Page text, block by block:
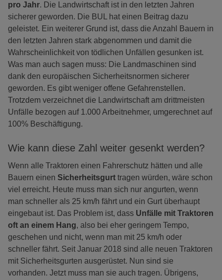
pro Jahr. Die Landwirtschaft ist in den letzten Jahren
sicherer geworden. Die BUL hat einen Beitrag dazu
geleistet. Ein weiterer Grund ist, dass die Anzahl Bauern in
den letzten Jahren stark abgenommen und damit die
Wahrscheinlichkeit von tödlichen Unfällen gesunken ist.
Was man auch sagen muss: Die Landmaschinen sind
dank den europäischen Sicherheitsnormen sicherer
geworden. Es gibt weniger offene Gefahrenstellen.
Trotzdem verzeichnet die Landwirtschaft am drittmeisten
Unfälle bezogen auf 1.000 Arbeitnehmer, umgerechnet auf
100% Beschäftigung.
Wie kann diese Zahl weiter gesenkt werden?
Wenn alle Traktoren einen Fahrerschutz hätten und alle
Bauern einen Sicherheitsgurt tragen würden, wäre schon
viel erreicht. Heute muss man sich nur angurten, wenn
man schneller als 25 km/h fährt und ein Gurt überhaupt
eingebaut ist. Das Problem ist, dass Unfälle mit Traktoren
oft an einem Hang, also bei eher geringem Tempo,
geschehen und nicht, wenn man mit 25 km/h oder
schneller fährt. Seit Januar 2018 sind alle neuen Traktoren
mit Sicherheitsgurten ausgerüstet. Nun sind sie
vorhanden. Jetzt muss man sie auch tragen. Übrigens,